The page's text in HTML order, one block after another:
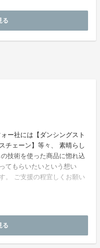
る
ー社には【ダンシングスト
チェーン】等々、 素晴らし
技術を使った商品に惚れ込
てもらいたいという想い
。 ご支援の程宜しくお願い
る